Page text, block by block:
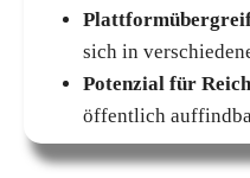
sich in
Potenzial für
öffentlich